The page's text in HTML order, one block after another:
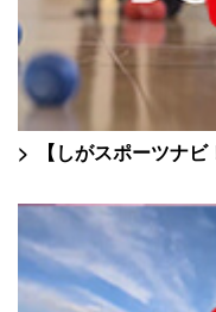
【しがスポーツナ